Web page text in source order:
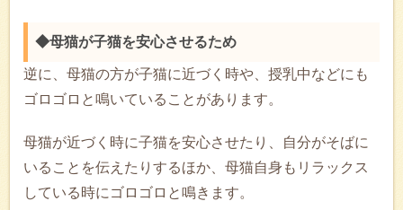
◆母猫が子猫を安心させるため
逆に、母猫の方が子猫に近づく時や、授乳中などにも
ゴロゴロと鳴いていることがあります。
母猫が近づく時に子猫を安心させたり、自分がそばに
いることを伝えたりするほか、母猫自身もリラックス
している時にゴロゴロと鳴きます。